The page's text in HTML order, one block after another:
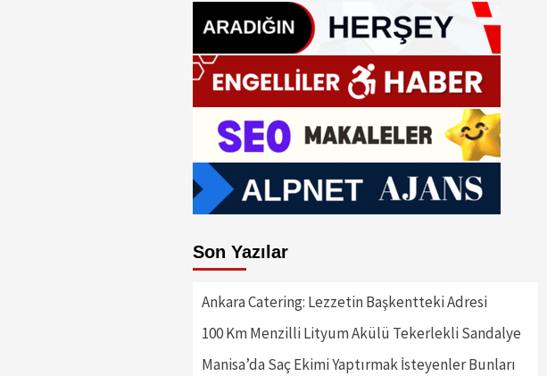
Son Yazılar
Ankara Catering: Lezzetin Başkentteki Adresi
100 Km Menzilli Lityum Akülü Tekerlekli Sandalye
Manisa’da Saç Ekimi Yaptırmak İsteyenler Bunları